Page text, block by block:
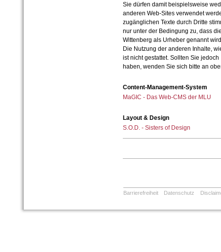
Sie dürfen damit beispielsweise
anderen Web-Sites verwendet
zugänglichen Texte durch Dritte
nur unter der Bedingung zu, dass
Wittenberg als Urheber genannt
Die Nutzung der anderen Inhalte,
ist nicht gestattet. Sollten Sie
haben, wenden Sie sich bitte an
Content-Management-System
MaGIC - Das Web-CMS der MLU
Layout & Design
S.O.D. - Sisters of Design
Barrierefreiheit Datenschutz